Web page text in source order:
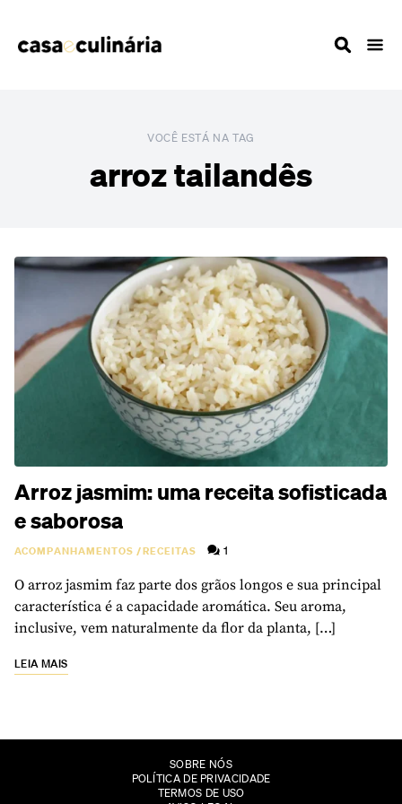
VOCÊ ESTÁ NA TAG
arroz tailandês
Arroz jasmim: uma receita sofisticada
e saborosa
ACOMPANHAMENTOS /RECEITAS 1
O arroz jasmim faz parte dos grãos longos e sua principal
característica é a capacidade aromática. Seu aroma,
inclusive, vem naturalmente da flor da planta, […]
LEIA MAIS
SOBRE NÓS
POLÍTICA DE PRIVACIDADE
TERMOS DE USO